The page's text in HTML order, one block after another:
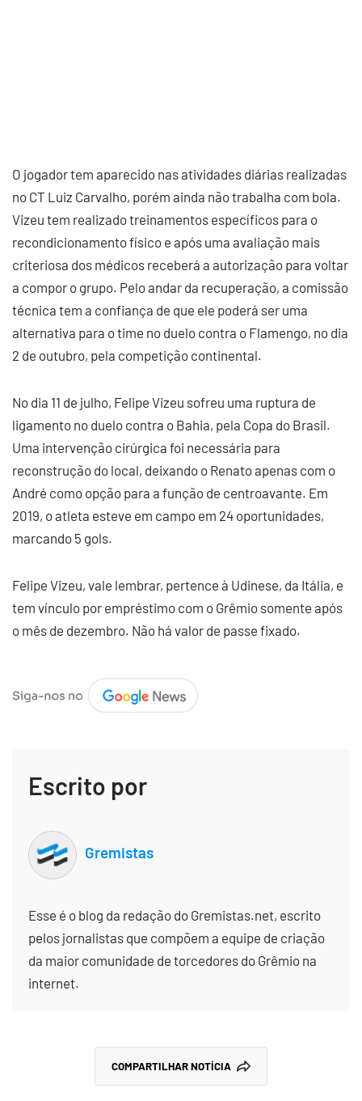
O jogador tem aparecido nas atividades diárias realizadas
no CT Luiz Carvalho, porém ainda não trabalha com bola.
Vizeu tem realizado treinamentos específicos para o
recondicionamento físico e após uma avaliação mais
criteriosa dos médicos receberá a autorização para voltar
a compor o grupo. Pelo andar da recuperação, a comissão
técnica tem a confiança de que ele poderá ser uma
alternativa para o time no duelo contra o Flamengo, no dia
2 de outubro, pela competição continental.
No dia 11 de julho, Felipe Vizeu sofreu uma ruptura de
ligamento no duelo contra o Bahia, pela Copa do Brasil.
Uma intervenção cirúrgica foi necessária para
reconstrução do local, deixando o Renato apenas com o
André como opção para a função de centroavante. Em
2019, o atleta esteve em campo em 24 oportunidades,
marcando 5 gols.
Felipe Vizeu, vale lembrar, pertence à Udinese, da Itália, e
tem vínculo por empréstimo com o Grêmio somente após
o mês de dezembro. Não há valor de passe fixado.
Escrito por
Gremistas
Esse é o blog da redação do Gremistas.net, escrito
pelos jornalistas que compõem a equipe de criação
da maior comunidade de torcedores do Grêmio na
internet.
COMPARTILHAR NOTÍCIA